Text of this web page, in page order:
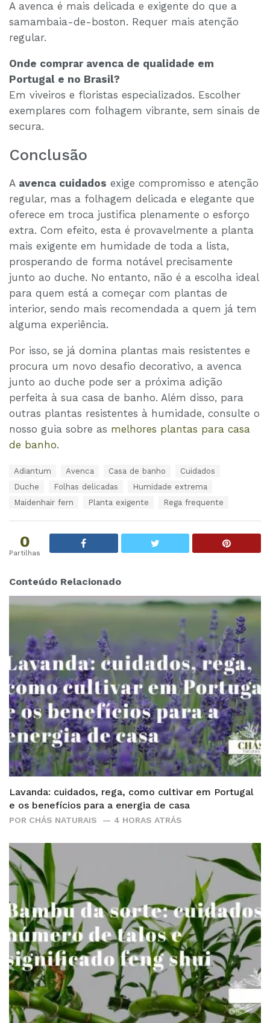
A avenca é mais delicada e exigente do que a
samambaia-de-boston. Requer mais atenção
regular.
Onde comprar avenca de qualidade em
Portugal e no Brasil?
Em viveiros e floristas especializados. Escolher
exemplares com folhagem vibrante, sem sinais de
secura.
Conclusão
A avenca cuidados exige compromisso e atenção
regular, mas a folhagem delicada e elegante que
oferece em troca justifica plenamente o esforço
extra. Com efeito, esta é provavelmente a planta
mais exigente em humidade de toda a lista,
prosperando de forma notável precisamente
junto ao duche. No entanto, não é a escolha ideal
para quem está a começar com plantas de
interior, sendo mais recomendada a quem já tem
alguma experiência.
Por isso, se já domina plantas mais resistentes e
procura um novo desafio decorativo, a avenca
junto ao duche pode ser a próxima adição
perfeita à sua casa de banho. Além disso, para
outras plantas resistentes à humidade, consulte o
nosso guia sobre as melhores plantas para casa
de banho.
Adiantum Avenca Casa de banho
Cuidados
Duche
Folhas delicadas
Humidade extrema
Maidenhair fern
Planta exigente Rega frequente
0
Partilhas
Conteúdo Relacionado
Lavanda: cuidados, rega, como cultivar em Portugal
e os benefícios para a energia de casa
POR CHÁS NATURAIS 4 HORAS ATRÁS